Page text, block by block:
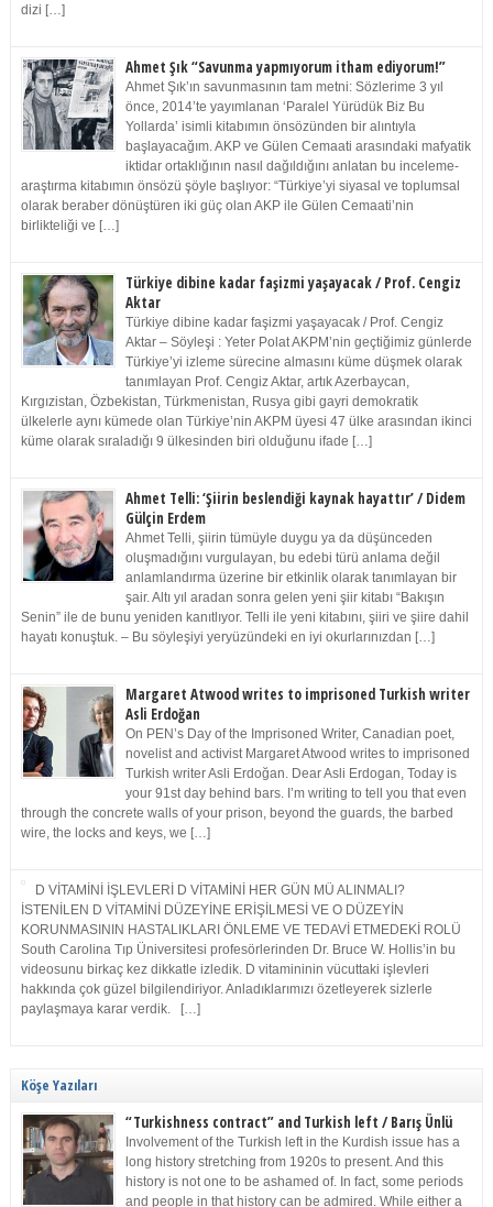
dizi […]
Ahmet Şık “Savunma yapmıyorum itham ediyorum!”
Ahmet Şık’ın savunmasının tam metni: Sözlerime 3 yıl
önce, 2014’te yayımlanan ‘Paralel Yürüdük Biz Bu
Yollarda’ isimli kitabımın önsözünden bir alıntıyla
başlayacağım. AKP ve Gülen Cemaati arasındaki mafyatik
iktidar ortaklığının nasıl dağıldığını anlatan bu inceleme-
araştırma kitabımın önsözü şöyle başlıyor: “Türkiye’yi siyasal ve toplumsal
olarak beraber dönüştüren iki güç olan AKP ile Gülen Cemaati’nin
birlikteliği ve […]
Türkiye dibine kadar faşizmi yaşayacak / Prof. Cengiz
Aktar
Türkiye dibine kadar faşizmi yaşayacak / Prof. Cengiz
Aktar – Söyleşi : Yeter Polat AKPM’nin geçtiğimiz günlerde
Türkiye’yi izleme sürecine almasını küme düşmek olarak
tanımlayan Prof. Cengiz Aktar, artık Azerbaycan,
Kırgızistan, Özbekistan, Türkmenistan, Rusya gibi gayri demokratik
ülkelerle aynı kümede olan Türkiye’nin AKPM üyesi 47 ülke arasından ikinci
küme olarak sıraladığı 9 ülkesinden biri olduğunu ifade […]
Ahmet Telli: ‘Şiirin beslendiği kaynak hayattır’ / Didem
Gülçin Erdem
Ahmet Telli, şiirin tümüyle duygu ya da düşünceden
oluşmadığını vurgulayan, bu edebi türü anlama değil
anlamlandırma üzerine bir etkinlik olarak tanımlayan bir
şair. Altı yıl aradan sonra gelen yeni şiir kitabı “Bakışın
Senin” ile de bunu yeniden kanıtlıyor. Telli ile yeni kitabını, şiiri ve şiire dahil
hayatı konuştuk. – Bu söyleşiyi yeryüzündeki en iyi okurlarınızdan […]
Margaret Atwood writes to imprisoned Turkish writer
Asli Erdoğan
On PEN’s Day of the Imprisoned Writer, Canadian poet,
novelist and activist Margaret Atwood writes to imprisoned
Turkish writer Asli Erdoğan. Dear Asli Erdogan, Today is
your 91st day behind bars. I’m writing to tell you that even
through the concrete walls of your prison, beyond the guards, the barbed
wire, the locks and keys, we […]
D VİTAMİNİ İŞLEVLERİ D VİTAMİNİ HER GÜN MÜ ALINMALI?
İSTENİLEN D VİTAMİNİ DÜZEYİNE ERİŞİLMESİ VE O DÜZEYİN
KORUNMASININ HASTALIKLARI ÖNLEME VE TEDAVİ ETMEDEKİ ROLÜ
South Carolina Tıp Üniversitesi profesörlerinden Dr. Bruce W. Hollis’in bu
videosunu birkaç kez dikkatle izledik. D vitamininin vücuttaki işlevleri
hakkında çok güzel bilgilendiriyor. Anladıklarımızı özetleyerek sizlerle
paylaşmaya karar verdik. […]
Köşe Yazıları
“Turkishness contract” and Turkish left / Barış Ünlü
Involvement of the Turkish left in the Kurdish issue has a
long history stretching from 1920s to present. And this
history is not one to be ashamed of. In fact, some periods
and people in that history can be admired. While either a